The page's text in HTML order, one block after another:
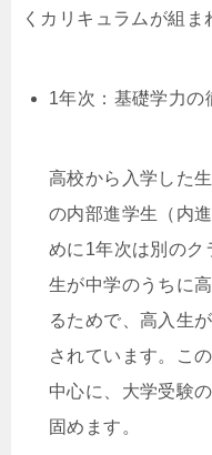
くカリキュラムが組ま
1年次：基礎学力の
高校から入学した
の内部進学生（内
めに1年次は別のク
生が中学のうちに
るためで、高入生
されています。こ
中心に、大学受験
固めます。